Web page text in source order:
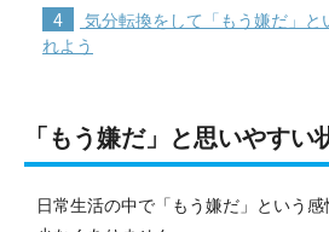
4
気分転換をして「もう嫌だ」と
れよう
「もう嫌だ」と思いやすい
日常生活の中で「もう嫌だ」という